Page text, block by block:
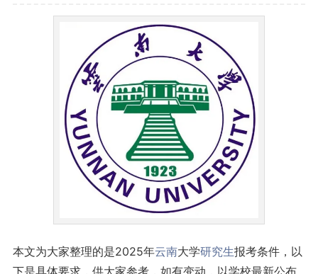
本文为大家整理的是2025年云南大学研究生报考条件，以